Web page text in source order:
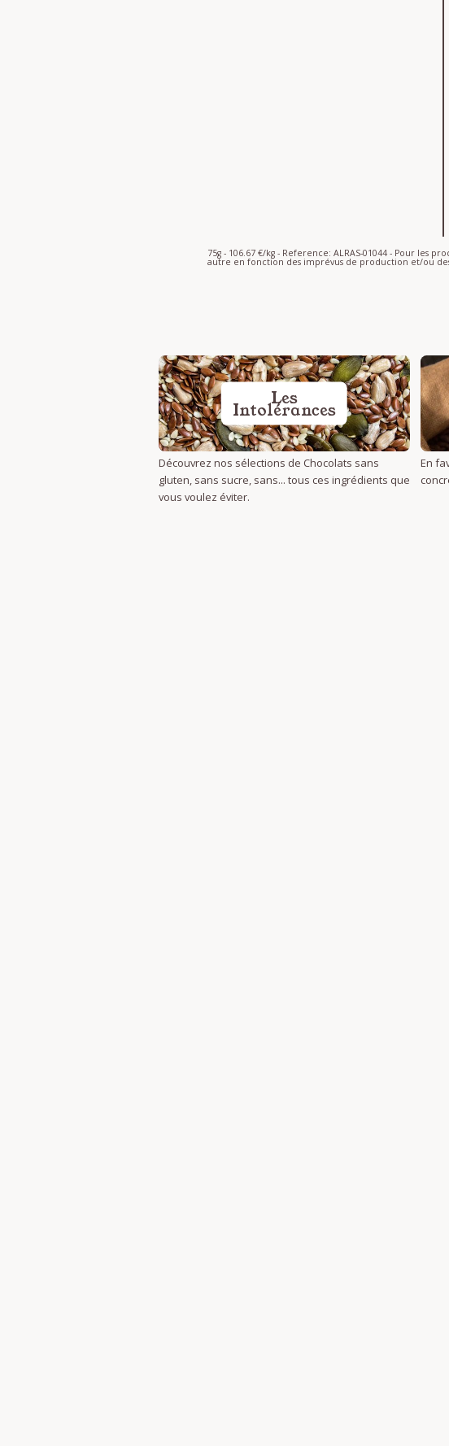
75g - 106.67 €/kg - Reference: ALRAS-01044 - Pour
autre en fonction des imprévus de production et/ou
Les
Intolérances
Découvrez nos sélections de Chocolats sans
gluten, sans sucre, sans... tous ces ingrédients que
vous voulez éviter.
En